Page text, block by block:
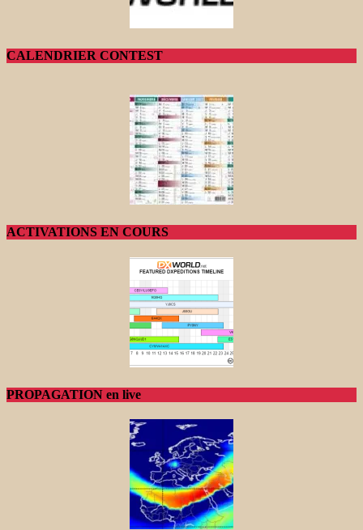
CALENDRIER CONTEST
ACTIVATIONS EN COURS
PROPAGATION en live